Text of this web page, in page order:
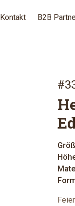
Kontakt B2B